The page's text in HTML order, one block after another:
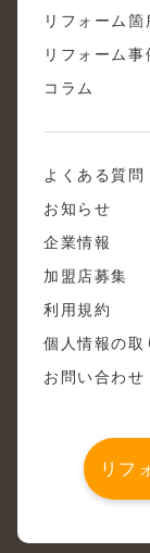
リフォーム箇
リフォーム事
コラム
よくある質問
お知らせ
企業情報
加盟店募集
利用規約
個人情報の取
お問い合わせ
リフ